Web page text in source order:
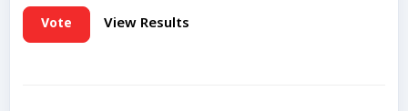
Vote View Results